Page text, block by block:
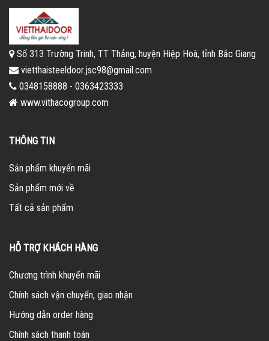
Số 313 Trường Trinh, TT Thắng, huyện Hiệp Hoà, tỉnh Bắc Giang
vietthaisteeldoor.jsc98@gmail.com
0348158888 - 0363423333
www.vithacogroup.com
THÔNG TIN
Sản phẩm khuyến mãi
Sản phẩm mới về
Tất cả sản phẩm
HỖ TRỢ KHÁCH HÀNG
Chương trình khuyến mãi
Chính sách vận chuyển, giao nhận
Hướng dẫn order hàng
Chính sách thanh toán